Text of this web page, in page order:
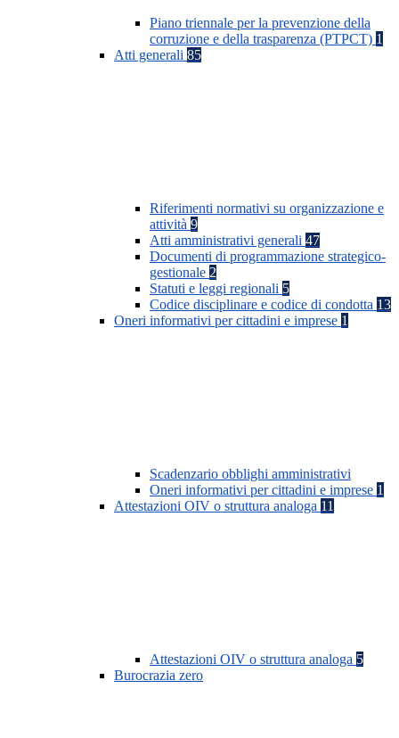
Piano triennale per la prevenzione della
corruzione e della trasparenza (PTPCT) 1
Atti generali 85
Riferimenti normativi su organizzazione e
attività 9
Atti amministrativi generali 47
Documenti di programmazione strategico-
gestionale 2
Statuti e leggi regionali 5
Codice disciplinare e codice di condotta 13
Oneri informativi per cittadini e imprese 1
Scadenzario obblighi amministrativi
Oneri informativi per cittadini e imprese 1
Attestazioni OIV o struttura analoga 11
Attestazioni OIV o struttura analoga 5
Burocrazia zero